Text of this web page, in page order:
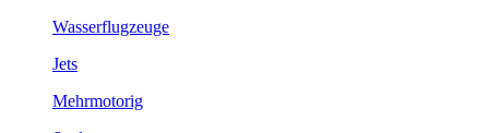
Wasserflugzeuge
Jets
Mehrmotorig